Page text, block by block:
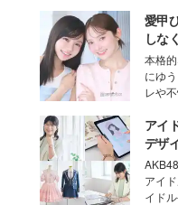
ます。
ニオ
デル
談を
ら、
の感
ーに
た。
愛甲
しな
対策”
本格
にゆ
レや
モデ
好さ
ク。
すヒ
生理
アイ
デザ
愛い
クロ
アイ
イド